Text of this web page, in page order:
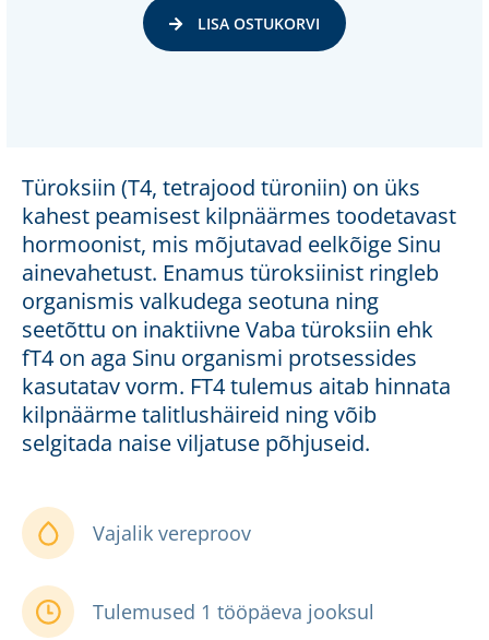
Türoksiin (T4, tetrajood türoniin) on üks
kahest peamisest kilpnäärmes toodetavast
hormoonist, mis mõjutavad eelkõige Sinu
ainevahetust. Enamus türoksiinist ringleb
organismis valkudega seotuna ning
seetõttu on inaktiivne Vaba türoksiin ehk
fT4 on aga Sinu organismi protsessides
kasutatav vorm. FT4 tulemus aitab hinnata
kilpnäärme talitlushäireid ning võib
selgitada naise viljatuse põhjuseid.
Vajalik vereproov
Tulemused 1 tööpäeva jooksul
LISA OSTUKORVI